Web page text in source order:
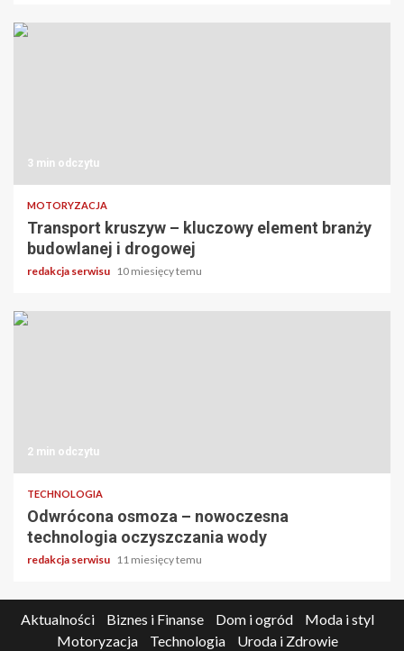
3 min odczytu
MOTORYZACJA
Transport kruszyw – kluczowy element branży
budowlanej i drogowej
redakcja serwisu 10 miesięcy temu
2 min odczytu
TECHNOLOGIA
Odwrócona osmoza – nowoczesna
technologia oczyszczania wody
redakcja serwisu 11 miesięcy temu
Aktualności Biznes i Finanse Dom i ogród
Moda i styl
Motoryzacja
Technologia Uroda i Zdrowie